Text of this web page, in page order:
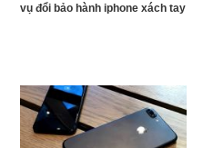
vụ đổi bảo hành iphone xách tay